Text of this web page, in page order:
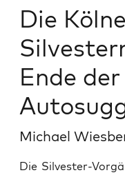
Die
Ende der
Michael
Die Silvester-